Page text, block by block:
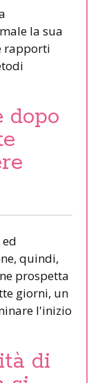
la sua
rapporti
dopo
quindi,
prospetta
giorni, un
l'inizio
di